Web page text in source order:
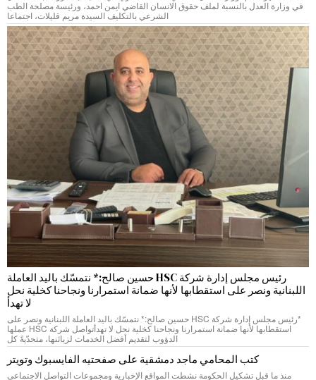
في وزارة العدل بالنسبة لملف حقوق الانسان القاضي ايمن احمد، ورئيسة مصلحة الطب
الشرعي بالتكليف السيدة مريم قليلات، اجتماعا
رئيس مجلس إدارة شركة HSC حسين صالح:* نتمسّك باليد العاملة
اللبنانية ونصر على استقطابها لأنها ضمانة استمرارنا ونجاحنا كخلية نحل
لا تهدأ
*رئيس مجلس إدارة شركة HSC حسين صالح:* نتمسّك باليد العاملة اللبنانية ونصر على
استقطابها لأنها ضمانة استمرارنا ونجاحنا كخلية نحل لا تهدأتواصل شركة HSC عملها
الدؤوب لتقديم أفضل الخدمات لزبائنها، متحدّيةً كل
كتب المحامي ماجد دمشقية على صفحتيه الفايسبوك وتويتر
منذ ما قبل تشكيل الحكومة نشطت المواقع الإخبارية ومجموعات التواصل الاجتماعي